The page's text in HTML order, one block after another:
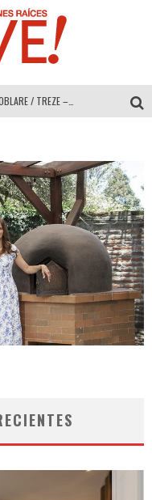
MULTIOFICINAS / AMOBLARE / TREZE – Especial Interiorismo & Decoración 2026
COLINEAL – Especial Interiorismo & Decoración 2026
ADRIANA HOYOS DESIGN STUDIO – Especial Interiorismo & Decoración 2026